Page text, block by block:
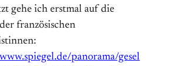
gehe ich erstmal auf die
französischen
panorama/gesel